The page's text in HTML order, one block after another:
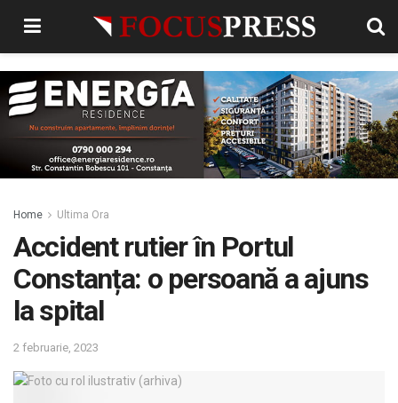
Home Ultima Ora
Accident rutier în Portul
Constanța: o persoană a ajuns
la spital
2 februarie, 2023